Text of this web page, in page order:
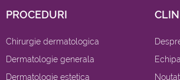
PROCEDURI
Chirurgie dermatologica
Dermatologie generala
Dermatologie estetica